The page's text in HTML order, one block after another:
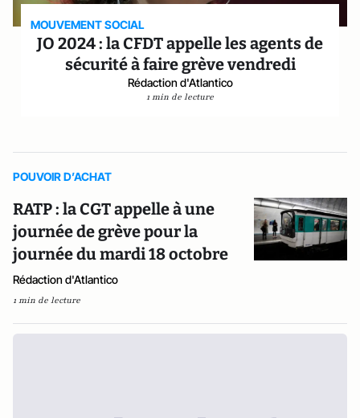
MOUVEMENT SOCIAL
JO 2024 : la CFDT appelle les agents de
sécurité à faire grève vendredi
Rédaction d'Atlantico
1 min de lecture
POUVOIR D’ACHAT
RATP : la CGT appelle à une
journée de grève pour la
journée du mardi 18 octobre
Rédaction d'Atlantico
1 min de lecture